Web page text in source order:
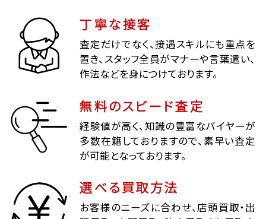
丁寧な接客
査定だけでなく、接遇スキルにも重点を
置き、スタッフ全員がマナーや言葉遣い、
作法などを身につけております。
無料のスピード査定
経験値が高く、知識の豊富なバイヤーが
多数在籍しておりますので、素早い査定
が可能となっております。
選べる買取方法
お客様のニーズに合わせ、店頭買取・出